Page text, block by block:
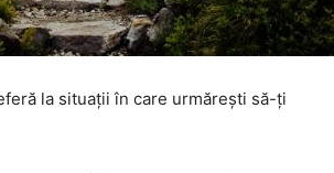
la situații în care urmărești să-ți